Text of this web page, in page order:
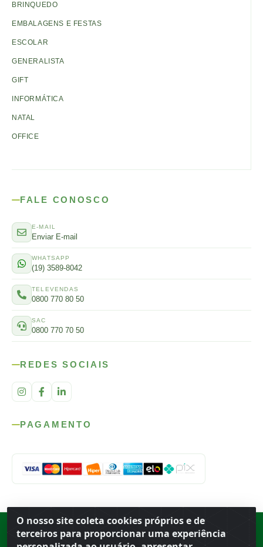
O nosso site coleta cookies próprios e de
terceiros para proporcionar uma experiência
BRINQUEDO
EMBALAGENS E FESTAS
ESCOLAR
GENERALISTA
GIFT
INFORMÁTICA
NATAL
OFFICE
FALE CONOSCO
E-MAIL
Enviar E-mail
WHATSAPP
(19) 3589-8042
TELEVENDAS
0800 770 80 50
SAC
0800 770 70 50
REDES SOCIAIS
PAGAMENTO
Rod. SP-215, s/n, km 98 — Área Rural Porto Ferreira ·BR
· CEP
· CNPJ 56.679.863/0001-91